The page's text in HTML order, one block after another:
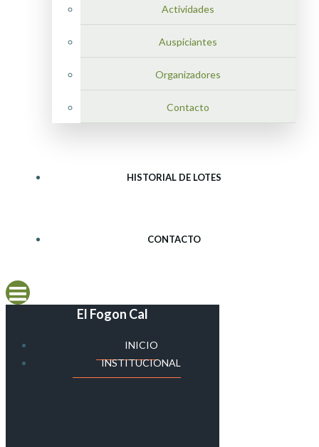
Actividades
Auspiciantes
Organizadores
Contacto
HISTORIAL DE LOTES
CONTACTO
El Fogon Cal
INICIO
INSTITUCIONAL